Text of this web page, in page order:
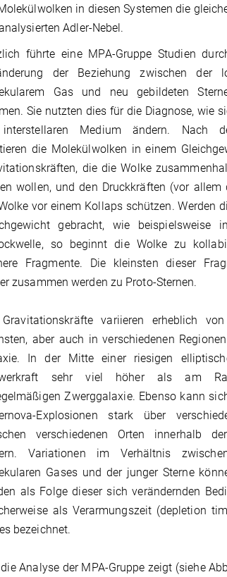
in diesen Systemen die
Adler-Nebel.
führte eine MPA-Gruppe Studien
der Beziehung zwischen der
Gas und neu gebildeten
Sie nutzten dies für die Diagnose, wie
Medium ändern. Nach
die Molekülwolken in einem
die die Wolke
wollen, und den Druckkräften (vor allem
vor einem Kollaps schützen. Werden
gebracht, wie beispielsweise
so beginnt die Wolke zu
Fragmente. Die kleinsten dieser
zusammen werden zu Proto-Sternen.
variieren erheblich
aber auch in verschiedenen
In der Mitte einer riesigen
sehr viel höher als am
Zwerggalaxie. Ebenso kann
Explosionen stark über
verschiedenen Orten innerhalb
Variationen im Verhältnis
Gases und der junger Sterne
als Folge dieser sich verändernden
als Verarmungszeit (depletion
bezeichnet.
Analyse der MPA-Gruppe zeigt (siehe